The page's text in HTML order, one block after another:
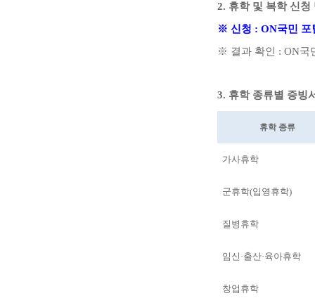
2. 휴학 및 복학 신청
※ 신청 : ON국민
※ 결과 확인 : ON국
3. 휴학 종류별 증빙
휴학 종류
가사휴학
군휴학(입영휴학)
질병휴학
임신 ·출산·육아휴학
창업휴학